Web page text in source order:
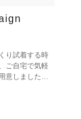
り試着する時
ご自宅で気軽
意しました！